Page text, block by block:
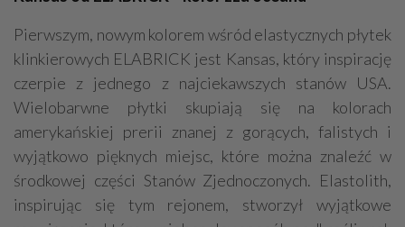
Pierwszym, nowym kolorem wśród elastycznych płytek
klinkierowych ELABRICK jest Kansas, który inspirację
czerpie z jednego z najciekawszych stanów USA.
Wielobarwne płytki skupiają się na kolorach
amerykańskiej prerii znanej z gorących, falistych i
wyjątkowo pięknych miejsc, które można znaleźć w
środkowej części Stanów Zjednoczonych. Elastolith,
inspirując się tym rejonem, stworzył wyjątkowe